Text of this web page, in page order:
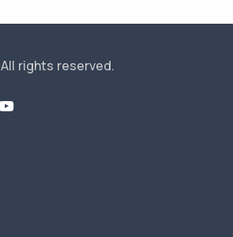
All rights reserved.